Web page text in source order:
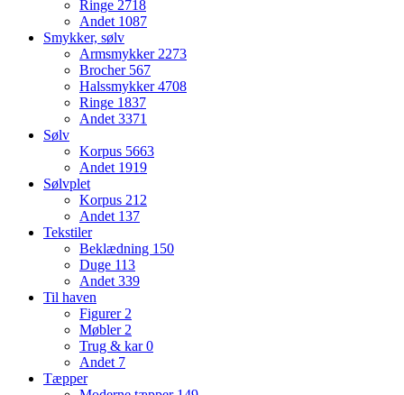
Ringe 2718
Andet 1087
Smykker, sølv
Armsmykker 2273
Brocher 567
Halssmykker4708
Ringe 1837
Andet 3371
Sølv
Korpus 5663
Andet 1919
Sølvplet
Korpus 212
Andet 137
Tekstiler
Beklædning 150
Duge 113
Andet 339
Til haven
Figurer 2
Møbler 2
Trug & kar0
Andet 7
Tæpper